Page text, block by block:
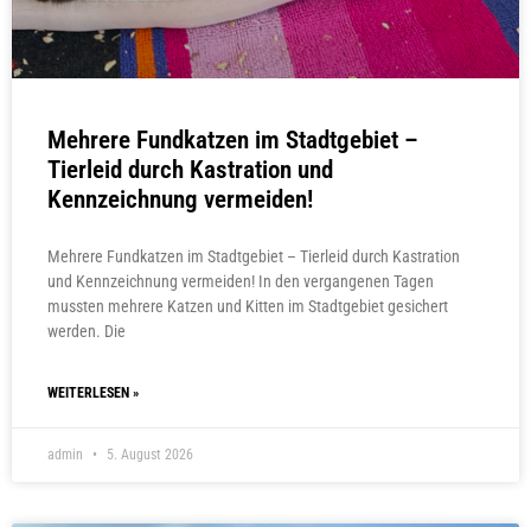
Mehrere Fundkatzen im Stadtgebiet –
Tierleid durch Kastration und
Kennzeichnung vermeiden!
Mehrere Fundkatzen im Stadtgebiet – Tierleid durch Kastration
und Kennzeichnung vermeiden! In den vergangenen Tagen
mussten mehrere Katzen und Kitten im Stadtgebiet gesichert
werden. Die
WEITERLESEN »
admin 5. August 2026